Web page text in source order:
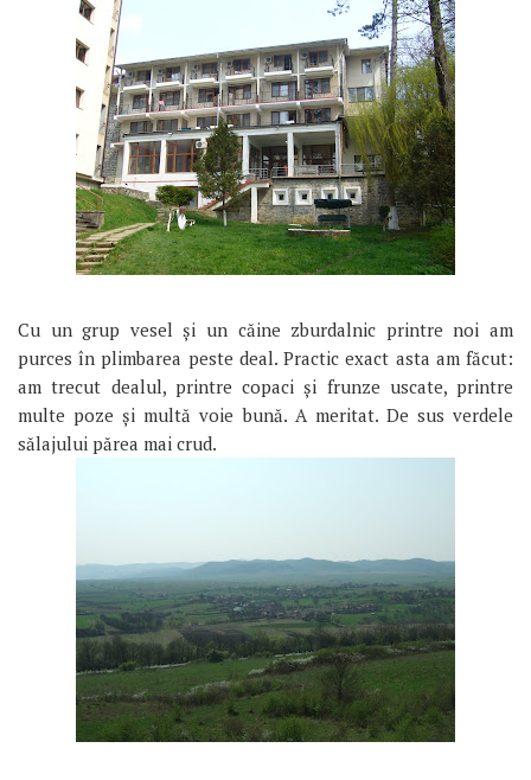
Cu un grup vesel și un căine zburdalnic printre noi am
purces în plimbarea peste deal. Practic exact asta am făcut:
am trecut dealul, printre copaci și frunze uscate, printre
multe poze și multă voie bună. A meritat. De sus verdele
sălajului părea mai crud.